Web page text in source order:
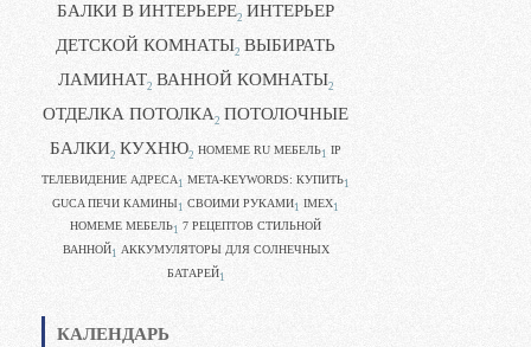
БАЛКИ В ИНТЕРЬЕРЕ2 ИНТЕРЬЕР
ДЕТСКОЙ КОМНАТЫ2 ВЫБИРАТЬ
ЛАМИНАТ2 ВАННОЙ КОМНАТЫ2
ОТДЕЛКА ПОТОЛКА2 ПОТОЛОЧНЫЕ
БАЛКИ2 КУХНЮ2 HOMEME RU МЕБЕЛЬ1 IP
ТЕЛЕВИДЕНИЕ АДРЕСА 1 META-KEYWORDS: КУПИТЬ1
GUCA ПЕЧИ КАМИНЫ1 CВОИМИ РУКАМИ1 IMEX1
HOMEME МЕБЕЛЬ1 7 РЕЦЕПТОВ СТИЛЬНОЙ
ВАННОЙ1 АККУМУЛЯТОРЫ ДЛЯ СОЛНЕЧНЫХ
БАТАРЕЙ1
КАЛЕНДАРЬ